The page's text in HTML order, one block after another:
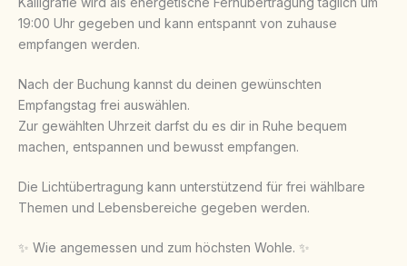
19:00 Uhr gegeben und kann entspannt von zuhause
empfangen werden.
Nach der Buchung kannst du deinen gewünschten
Empfangstag frei auswählen.
Zur gewählten Uhrzeit darfst du es dir in Ruhe bequem
machen, entspannen und bewusst empfangen.
Die Lichtübertragung kann unterstützend für frei wählbare
Themen und Lebensbereiche gegeben werden.
✨ Wie angemessen und zum höchsten Wohle. ✨